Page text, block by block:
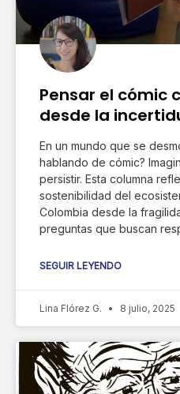
Pensar el cómic
desde la
En un mundo que se
hablando de cómic?
persistir. Esta columna
sostenibilidad del
Colombia desde la
preguntas que buscan
SEGUIR LEYENDO
Lina Flórez G. 8 julio, 2025